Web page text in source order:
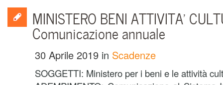
MINISTERO BENI ATTIVITA’
Comunicazione annuale
30 Aprile 2019 in Scadenze
SOGGETTI: Ministero per i beni e le attività